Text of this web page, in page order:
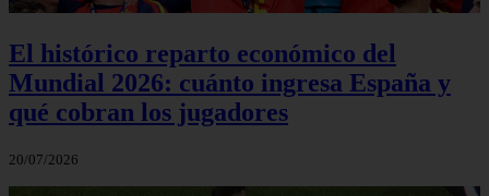
El histórico reparto económico del
Mundial 2026: cuánto ingresa España y
qué cobran los jugadores
20/07/2026